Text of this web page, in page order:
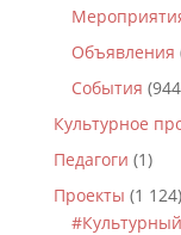
Объявления
События
Культурное
Педагоги (1)
Проекты (1 124)